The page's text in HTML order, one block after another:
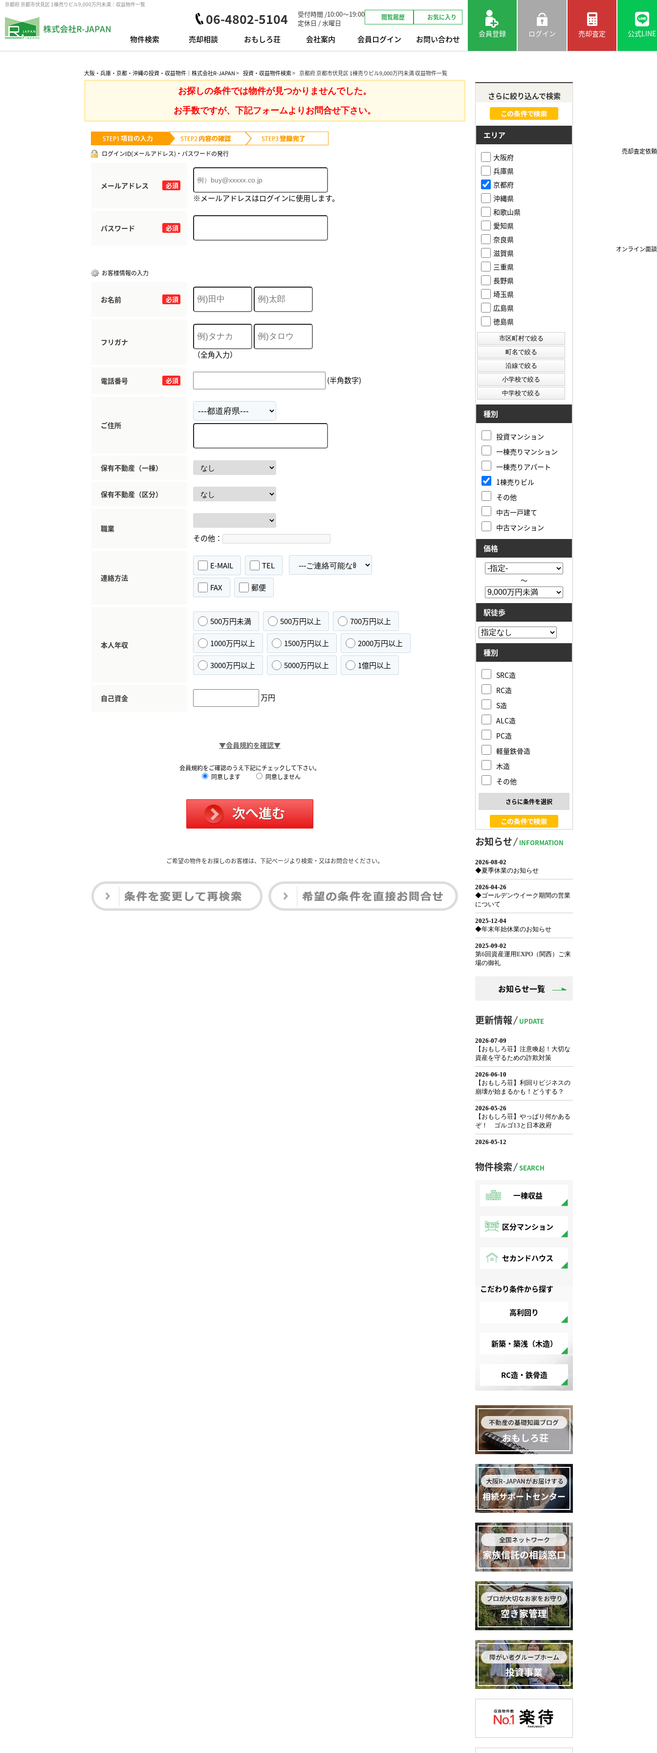
京都府 京都市伏見区 1棟売りビル9,000万円未満｜収益物件一覧
06-4802-5104
受付時間 /10:00～19:00
定休日 / 水曜日
閲覧履歴 お気に入り
物件検索 売却相談 おもしろ荘 会社案内 会員ログイン お問い合わせ
会員登録 ログイン 売却査定 公式LINE
大阪・兵庫・京都・沖縄の投資・収益物件｜株式会社R-JAPAN> 投資・収益物件検索> 京都府 京都市伏見区 1棟売りビル9,000万円未満 収益物件一覧
お探しの条件では物件が見つかりませんでした。
お手数ですが、下記フォームよりお問合せ下さい。
ログインID(メールアドレス)・パスワードの発行
必須
メールアドレス
※メールアドレスはログインに使用します。
必須
パスワード
お客様情報の入力
必須
お名前
フリガナ
（全角入力）
必須
電話番号 (半角数字)
ご住所
保有不動産（一棟）
保有不動産（区分）
職業
その他：
連絡方法
E-MAIL TEL
FAX 郵便
本人年収
500万円未満 500万円以上 700万円以上
1000万円以上 1500万円以上 2000万円以上
3000万円以上 5000万円以上 1億円以上
自己資金 万円
▼会員規約を確認▼
会員規約をご確認のうえ下記にチェックして下さい。
同意します
同意しません
ご希望の物件をお探しのお客様は、下記ページより検索・又はお問合せください。
さらに絞り込んで検索
エリア
大阪府
兵庫県
京都府
沖縄県
和歌山県
愛知県
奈良県
滋賀県
三重県
長野県
埼玉県
広島県
徳島県
種別
投資マンション
一棟売りマンション
一棟売りアパート
1棟売りビル
その他
中古一戸建て
中古マンション
価格
～
駅徒歩
種別
SRC造
RC造
S造
ALC造
PC造
軽量鉄骨造
木造
その他
さらに条件を選択
お知らせ INFORMATION
お知らせ一覧
更新情報 UPDATE
物件検索 SEARCH
一棟収益
区分マンション
セカンドハウス
こだわり条件から探す
高利回り
新築・築浅（木造）
RC造・鉄骨造
売却査定依頼
オンライン面談